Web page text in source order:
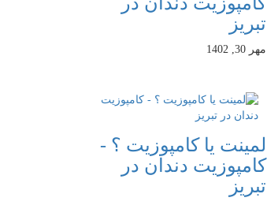
تبریز
مهر 30, 1402
لمینت یا کامپوزیت ؟ -
کامپوزیت دندان در
تبریز